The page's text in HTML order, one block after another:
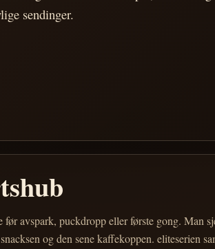
sendinger.
avspark, puckdropp eller første gong. Man
og den sene kaffekoppen. eliteserien